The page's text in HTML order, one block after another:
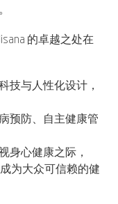
的卓越之处在
技与人性化设计，
预防、自主健康管
身心健康之际，
为大众可信赖的健